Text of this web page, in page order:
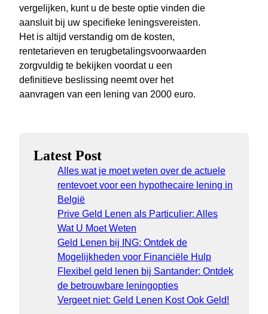
vergelijken, kunt u de beste optie vinden die
aansluit bij uw specifieke leningsvereisten.
Het is altijd verstandig om de kosten,
rentetarieven en terugbetalingsvoorwaarden
zorgvuldig te bekijken voordat u een
definitieve beslissing neemt over het
aanvragen van een lening van 2000 euro.
Latest Post
Alles wat je moet weten over de actuele
rentevoet voor een hypothecaire lening in
België
Prive Geld Lenen als Particulier: Alles
Wat U Moet Weten
Geld Lenen bij ING: Ontdek de
Mogelijkheden voor Financiële Hulp
Flexibel geld lenen bij Santander: Ontdek
de betrouwbare leningopties
Vergeet niet: Geld Lenen Kost Ook Geld!